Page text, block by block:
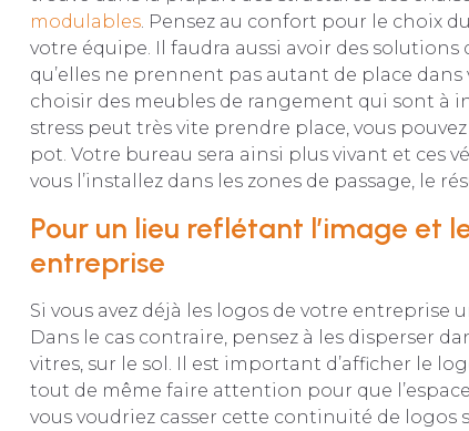
modulables. Pensez au confort pour le choix
votre équipe. Il faudra aussi avoir des
qu’elles ne prennent pas autant de place dans
choisir des meubles de rangement qui sont à
stress peut très vite prendre place, vous
pot. Votre bureau sera ainsi plus vivant et ces
vous l’installez dans les zones de passage, le
Pour un lieu reflétant l’image et
entreprise
Si vous avez déjà les logos de votre entreprise
Dans le cas contraire, pensez à les disperser
vitres, sur le sol. Il est important d’afficher le
tout de même faire attention pour que
vous voudriez casser cette continuité de logos